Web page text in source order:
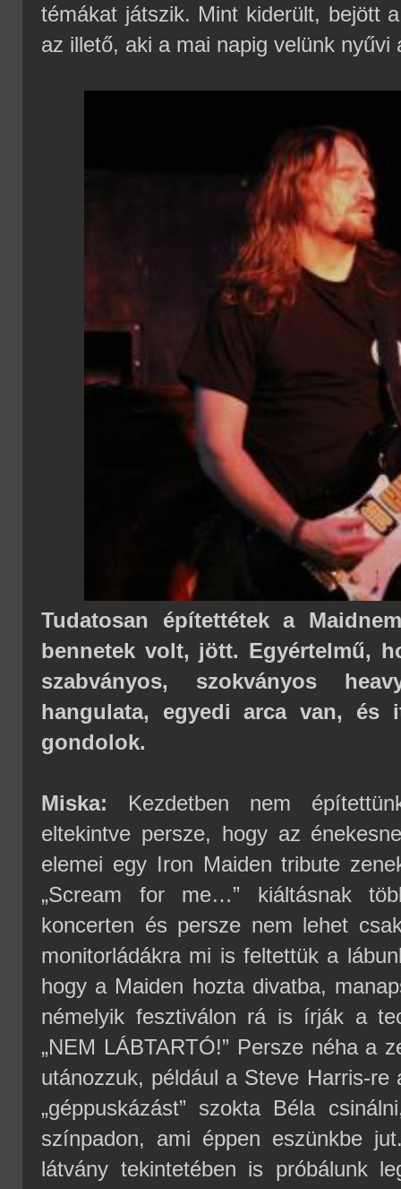
témákat játszik. Mint kiderült, bejött
az illető, aki a mai napig velünk nyűvi
Tudatosan építettétek a
bennetek volt, jött. Egyértelmű,
szabványos, szokványos
hangulata, egyedi arca van, és
gondolok.
Miska: Kezdetben nem
eltekintve persze, hogy az
elemei egy Iron Maiden tribute
„Scream for me…” kiáltásnak
koncerten és persze nem lehet
monitorládákra mi is feltettük a
hogy a Maiden hozta divatba,
némelyik fesztiválon rá is írják a
„NEM LÁBTARTÓ!” Persze néha a
utánozzuk, például a Steve Harris-re
„géppuskázást” szokta Béla
színpadon, ami éppen eszünkbe
látvány tekintetében is próbálunk